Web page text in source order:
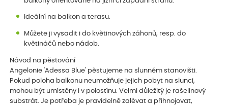
Ideální na balkon a terasu.
Můžete ji vysadit i do květinových záhonů, resp. do
květináčů nebo nádob.
Návod na pěstování
Angelonie 'Adessa Blue' pěstujeme na slunném stanovišti.
Pokud poloha balkonu neumožňuje jejich pobyt na slunci,
mohou být umístěny i v polostínu. Velmi důležitý je rašelinový
substrát. Je potřeba je pravidelně zalévat a přihnojovat,